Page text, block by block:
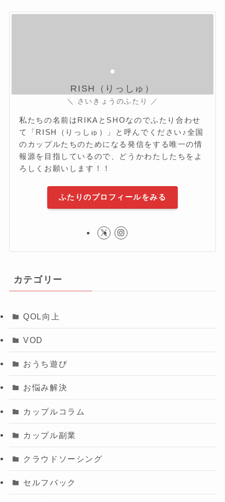
RISH（りっしゅ）
＼ さいきょうのふたり ／
私たちの名前はRIKAとSHOなのでふたり合わせ
て「RISH（りっしゅ）」と呼んでください♪全国
のカップルたちのためになる発信をする唯一の情
報源を目指しているので、どうかわたしたちをよ
ろしくお願いします！！
ふたりのプロフィールをみる
カテゴリー
QOL向上
VOD
おうち遊び
お悩み解決
カップルコラム
カップル副業
クラウドソーシング
セルフバック